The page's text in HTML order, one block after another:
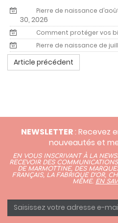
Pierre de naissance
30, 2026
Comment protéger vos
Pierre de naissance de
Article précédent
NEWSLETTER: Recevez
nouveautés et
EN VOUS INSCRIVANT À LA
RECEVOIR DES
DE MARMOTTINE, DES
FRANÇAIS, LA FABRIQUE D’OR,
MÊME. EN